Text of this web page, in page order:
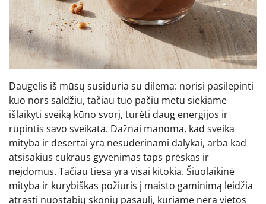
Daugelis iš mūsų susiduria su dilema: norisi pasilepinti
kuo nors saldžiu, tačiau tuo pačiu metu siekiame
išlaikyti sveiką kūno svorį, turėti daug energijos ir
rūpintis savo sveikata. Dažnai manoma, kad sveika
mityba ir desertai yra nesuderinami dalykai, arba kad
atsisakius cukraus gyvenimas taps prėskas ir
neįdomus. Tačiau tiesa yra visai kitokia. Šiuolaikinė
mityba ir kūrybiškas požiūris į maisto gaminimą leidžia
atrasti nuostabių skonių pasaulį, kuriame nėra vietos